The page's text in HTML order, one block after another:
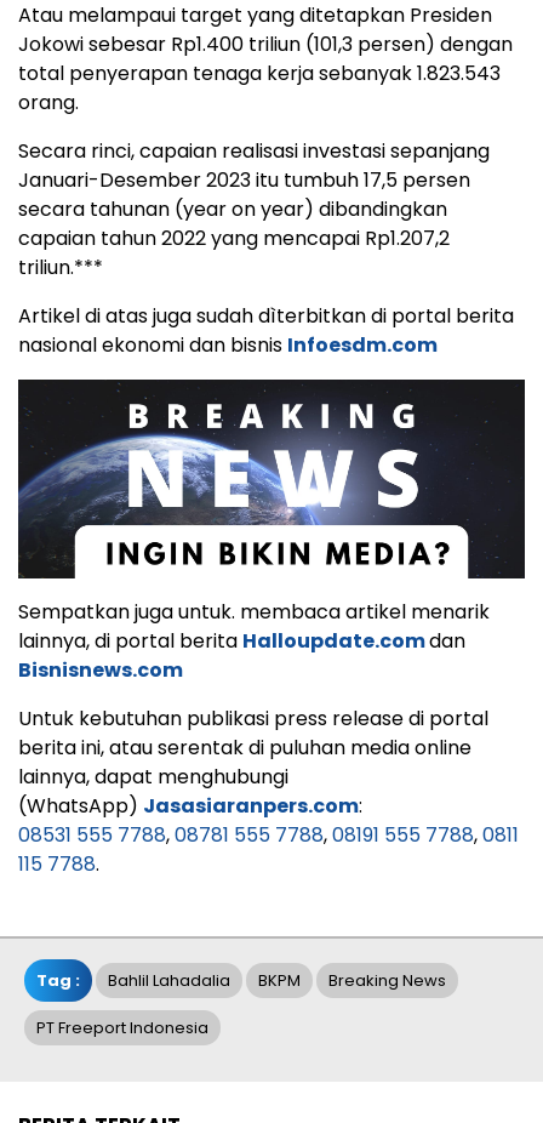
Atau melampaui target yang ditetapkan Presiden
Jokowi sebesar Rp1.400 triliun (101,3 persen) dengan
total penyerapan tenaga kerja sebanyak 1.823.543
orang.
Secara rinci, capaian realisasi investasi sepanjang
Januari-Desember 2023 itu tumbuh 17,5 persen
secara tahunan (year on year) dibandingkan
capaian tahun 2022 yang mencapai Rp1.207,2
triliun.***
Artikel di atas juga sudah dìterbitkan di portal berita
nasional ekonomi dan bisnis Infoesdm.com
Sempatkan juga untuk. membaca artikel menarik
lainnya, di portal berita Halloupdate.comdan
Bisnisnews.com
Untuk kebutuhan publikasi press release di portal
berita ini, atau serentak di puluhan media online
lainnya, dapat menghubungi
(WhatsApp) Jasasiaranpers.com:
08531 555 7788,08781 555 7788,08191 555 7788,0811
115 7788.
Tag : Bahlil Lahadalia BKPM Breaking News
PT Freeport Indonesia